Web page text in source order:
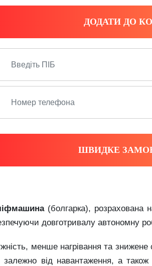
ДОДАТИ ДО
ШВИДКЕ
(болгарка), розрахована
довготривалу автономну
менше нагріваннята знижене
залежно від навантаження, а також